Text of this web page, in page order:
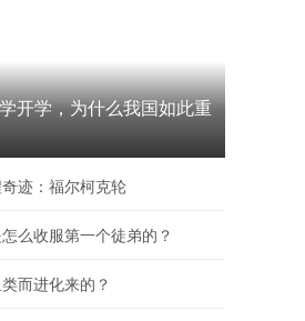
04:01
，临终
毛主席去世后，最清楚病情
开学，为什么我国如此重
迹：福尔柯克轮
么收服第一个徒弟的？
而进化来的？